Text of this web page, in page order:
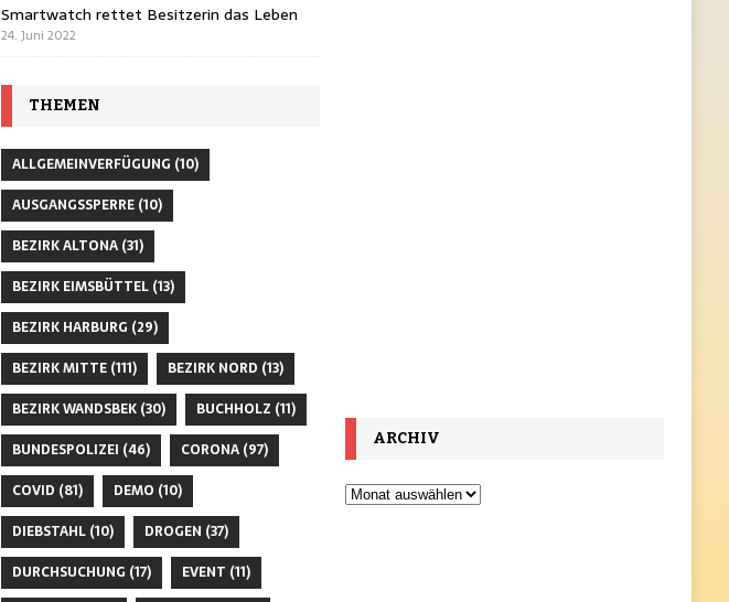
Smartwatch rettet Besitzerin das Leben
24. Juni 2022
THEMEN
ALLGEMEINVERFÜGUNG (10)
AUSGANGSSPERRE(10)
BEZIRK ALTONA(31)
BEZIRK EIMSBÜTTEL(13)
BEZIRK HARBURG (29)
BEZIRK MITTE(111) BEZIRK NORD (13)
BEZIRK WANDSBEK(30) BUCHHOLZ (11)
BUNDESPOLIZEI (46) CORONA(97)
COVID (81) DEMO (10)
DIEBSTAHL(10) DROGEN (37)
DURCHSUCHUNG (17) EVENT (11)
ARCHIV